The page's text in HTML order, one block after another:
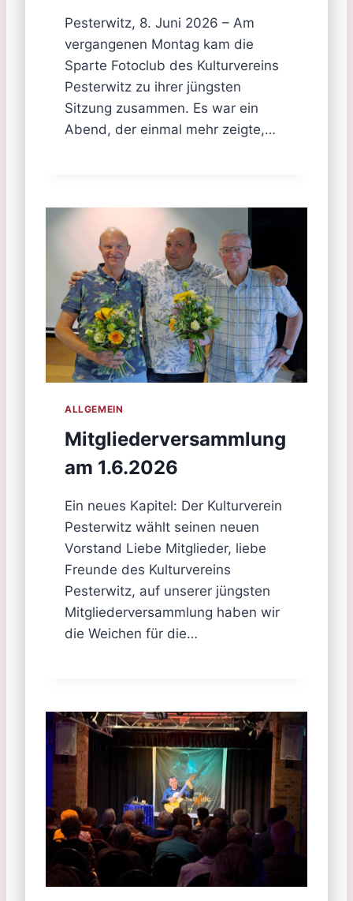
Pesterwitz, 8. Juni 2026 – Am
vergangenen Montag kam die
Sparte Fotoclub des Kulturvereins
Pesterwitz zu ihrer jüngsten
Sitzung zusammen. Es war ein
Abend, der einmal mehr zeigte,…
ALLGEMEIN
Mitgliederversammlung
am 1.6.2026
Ein neues Kapitel: Der Kulturverein
Pesterwitz wählt seinen neuen
Vorstand Liebe Mitglieder, liebe
Freunde des Kulturvereins
Pesterwitz, auf unserer jüngsten
Mitgliederversammlung haben wir
die Weichen für die…